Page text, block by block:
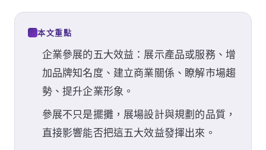
本文重點
企業參展的五大效益：展示產品或服務、增
加品牌知名度、建立商業關係、瞭解市場趨
勢、提升企業形象。
參展不只是擺攤，展場設計與規劃的品質，
直接影響能否把這五大效益發揮出來。